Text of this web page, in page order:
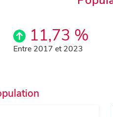
11,73 %
Entre 2017 et 2023